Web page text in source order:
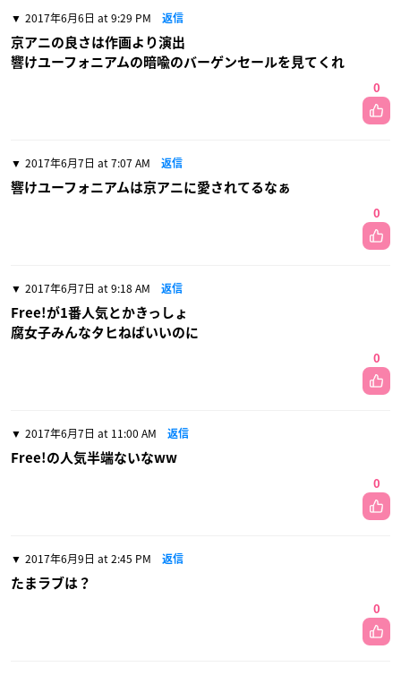
2017年6月6日 at 9:29 PM 返信
京アニの良さは作画より演出
響けユーフォニアムの暗喩のバーゲンセールを見てくれ
0
2017年6月7日 at 7:07 AM 返信
響けユーフォニアムは京アニに愛されてるなぁ
0
2017年6月7日 at 9:18 AM 返信
Free!が1番人気とかきっしょ
腐女子みんなタヒねばいいのに
0
2017年6月7日 at 11:00 AM 返信
Free!の人気半端ないなww
0
2017年6月9日 at 2:45 PM 返信
たまラブは？
0